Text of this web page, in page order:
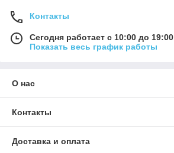
Контакты
Сегодня работает с 10:00 до 19:00
Показать весь график работы
О нас
Контакты
Доставка и оплата